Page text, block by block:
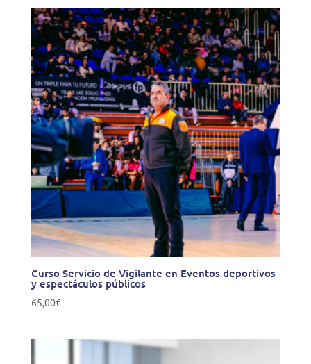
Curso Servicio de Vigilante en Eventos deportivos
y espectáculos públicos
65,00€